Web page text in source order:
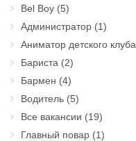
Bel Boy (5)
Администратор (1)
Аниматор детского клуба
Бариста (2)
Бармен (4)
Водитель (5)
Все вакансии (19)
Главный повар (1)